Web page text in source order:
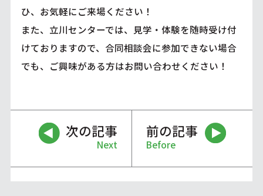
ひ、お気軽にご来場ください！
また、立川センターでは、見学・体験を随時受け付
けておりますので、合同相談会に参加できない場合
でも、ご興味がある方はお問い合わせください！
次の記事
Next
前の記事
Before